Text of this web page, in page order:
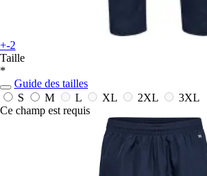
+-2
Taille
*
Guide des tailles
S
M L XL 2XL
3XL
Ce champ est requis